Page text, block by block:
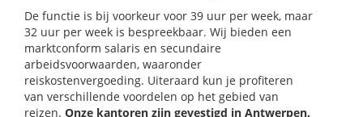
De functie is bij voorkeur voor 39 uur per week, maar
32 uur per week is bespreekbaar. Wij bieden een
marktconform salaris en secundaire
arbeidsvoorwaarden, waaronder
reiskostenvergoeding. Uiteraard kun je profiteren
van verschillende voordelen op het gebied van
reizen. Onze kantoren zijn gevestigd in Antwerpen.